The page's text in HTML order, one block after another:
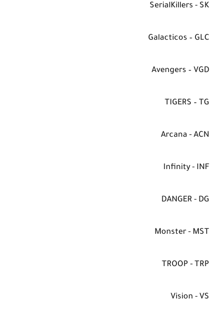
SerialKillers - SK
Galacticos – GLC
Avengers – VGD
TIGERS – TG
Arcana - ACN
Infinity - INF
DANGER - DG
Monster - MST
TROOP - TRP
Vision - VS